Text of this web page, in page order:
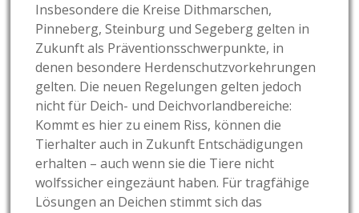
Insbesondere die Kreise Dithmarschen,
Pinneberg, Steinburg und Segeberg gelten in
Zukunft als Präventionsschwerpunkte, in
denen besondere Herdenschutzvorkehrungen
gelten. Die neuen Regelungen gelten jedoch
nicht für Deich- und Deichvorlandbereiche:
Kommt es hier zu einem Riss, können die
Tierhalter auch in Zukunft Entschädigungen
erhalten – auch wenn sie die Tiere nicht
wolfssicher eingezäunt haben. Für tragfähige
Lösungen an Deichen stimmt sich das